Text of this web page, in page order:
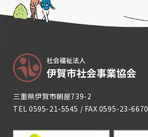
三重県伊賀市朝屋739-2
TEL0595-21-5545 / FAX 0595-23-6670